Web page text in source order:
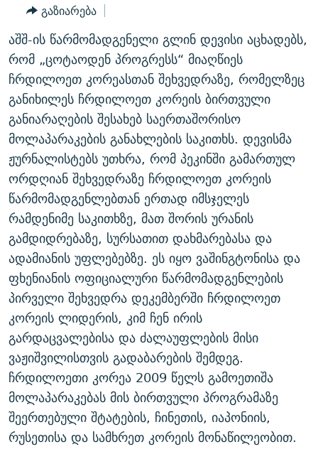
60 ᲓᲔᲪᲘᲑᲔᲚᲘ
ᲒᲐᲜᲙᲘᲗᲮᲕᲘᲡ ᲓᲦᲔ
ᲓᲘᲚᲘᲡ ᲡᲐᲣᲑᲠᲔᲑᲘ
ᲛᲝᲚᲐᲞᲐᲠᲐᲙᲔ ᲢᲔᲥᲡᲢᲔᲑᲘ
ᲨᲘᲜ - ᲣᲪᲮᲝᲔᲗᲨᲘ
ᲚᲘᲢᲔᲠᲐᲢᲣᲠᲣᲚᲘ ᲬᲐᲮᲜᲐᲒᲔᲑᲘ
ᲐᲛᲔᲠᲘᲙᲣᲚᲘ ᲛᲝᲗᲮᲠᲝᲑᲐ
ᲘᲛᲞᲔᲠᲘᲐ ᲓᲐ ᲠᲐᲓᲘᲝ
ᲤᲔᲜᲝᲕᲐᲜᲘ - 2.10
ᲗᲥᲕᲔᲜᲘ ᲞᲣᲑᲚᲘᲙᲐᲪᲘᲔᲑᲘ
ᲞᲠᲝᲔᲥᲢᲔᲑᲘ
ᲣᲙᲠᲐᲘᲜᲐᲨᲘ ᲓᲐᲦᲣᲞᲣᲚᲘ ᲥᲐᲠᲗᲕᲔᲚᲘ ᲛᲔᲑᲠᲫᲝᲚᲔᲑᲘ - 2022
ᲓᲐᲛᲝᲣᲙᲘᲓᲔᲑᲚᲝᲑᲘᲡ 100 ᲬᲔᲚᲘ
ᲩᲔᲛᲘ ᲡᲘᲙᲕᲓᲘᲚᲘᲡ ᲛᲘᲖᲔᲖᲘᲐ COVID-19
11 ᲬᲔᲚᲘ - 11 ᲐᲛᲑᲐᲕᲘ
ᲡᲐᲞᲐᲠᲚᲐᲛᲔᲜᲢᲝ ᲐᲠᲩᲔᲕᲜᲔᲑᲘᲡ ᲘᲡᲢᲝᲠᲘᲐ
ᲑᲐᲕᲨᲕᲔᲑᲘ ᲞᲠᲝᲡᲢᲘᲢᲣᲪᲘᲐᲨᲘ - ᲐᲛᲝᲣᲗᲥᲛᲔᲚᲘ ᲐᲛᲑᲐᲕᲘ
5 ᲐᲛᲑᲐᲕᲘ - 20 ᲘᲕᲜᲘᲡᲡ ᲓᲐᲨᲐᲕᲔᲑᲣᲚᲔᲑᲘ
ᲐᲒᲕᲘᲡᲢᲝᲡ ᲝᲛᲘ
ПРИВЕТ ᲙᲣᲚᲢᲣᲠᲐ
ЭХО КАВКАЗА
ᲒᲐᲛᲝᲘᲬᲔᲠᲔ
რთე/რთ-ის ყველა საიტი
გაზიარება
აშშ-ის წარმომადგენელი გლინ დევისი აცხადებს,
რომ „ცოტაოდენ პროგრესს“ მიაღწიეს
ჩრდილოეთ კორეასთან შეხვედრაზე, რომელზეც
განიხილეს ჩრდილოეთ კორეის ბირთვული
განიარაღების შესახებ საერთაშორისო
მოლაპარაკების განახლების საკითხს. დევისმა
ჟურნალისტებს უთხრა, რომ პეკინში გამართულ
ორდღიან შეხვედრაზე ჩრდილოეთ კორეის
წარმომადგენლებთან ერთად იმსჯელეს
რამდენიმე საკითხზე, მათ შორის ურანის
გამდიდრებაზე, სურსათით დახმარებასა და
ადამიანის უფლებებზე. ეს იყო ვაშინგტონისა და
ფხენიანის ოფიციალური წარმომადგენლების
პირველი შეხვედრა დეკემბერში ჩრდილოეთ
კორეის ლიდერის, კიმ ჩენ ირის
გარდაცვალებისა და ძალაუფლების მისი
ვაჟიშვილისთვის გადაბარების შემდეგ.
ჩრდილოეთი კორეა 2009 წელს გამოეთიშა
მოლაპარაკებას მის ბირთვული პროგრამაზე
შეერთებული შტატების, ჩინეთის, იაპონიის,
რუსეთისა და სამხრეთ კორეის მონაწილეობით.